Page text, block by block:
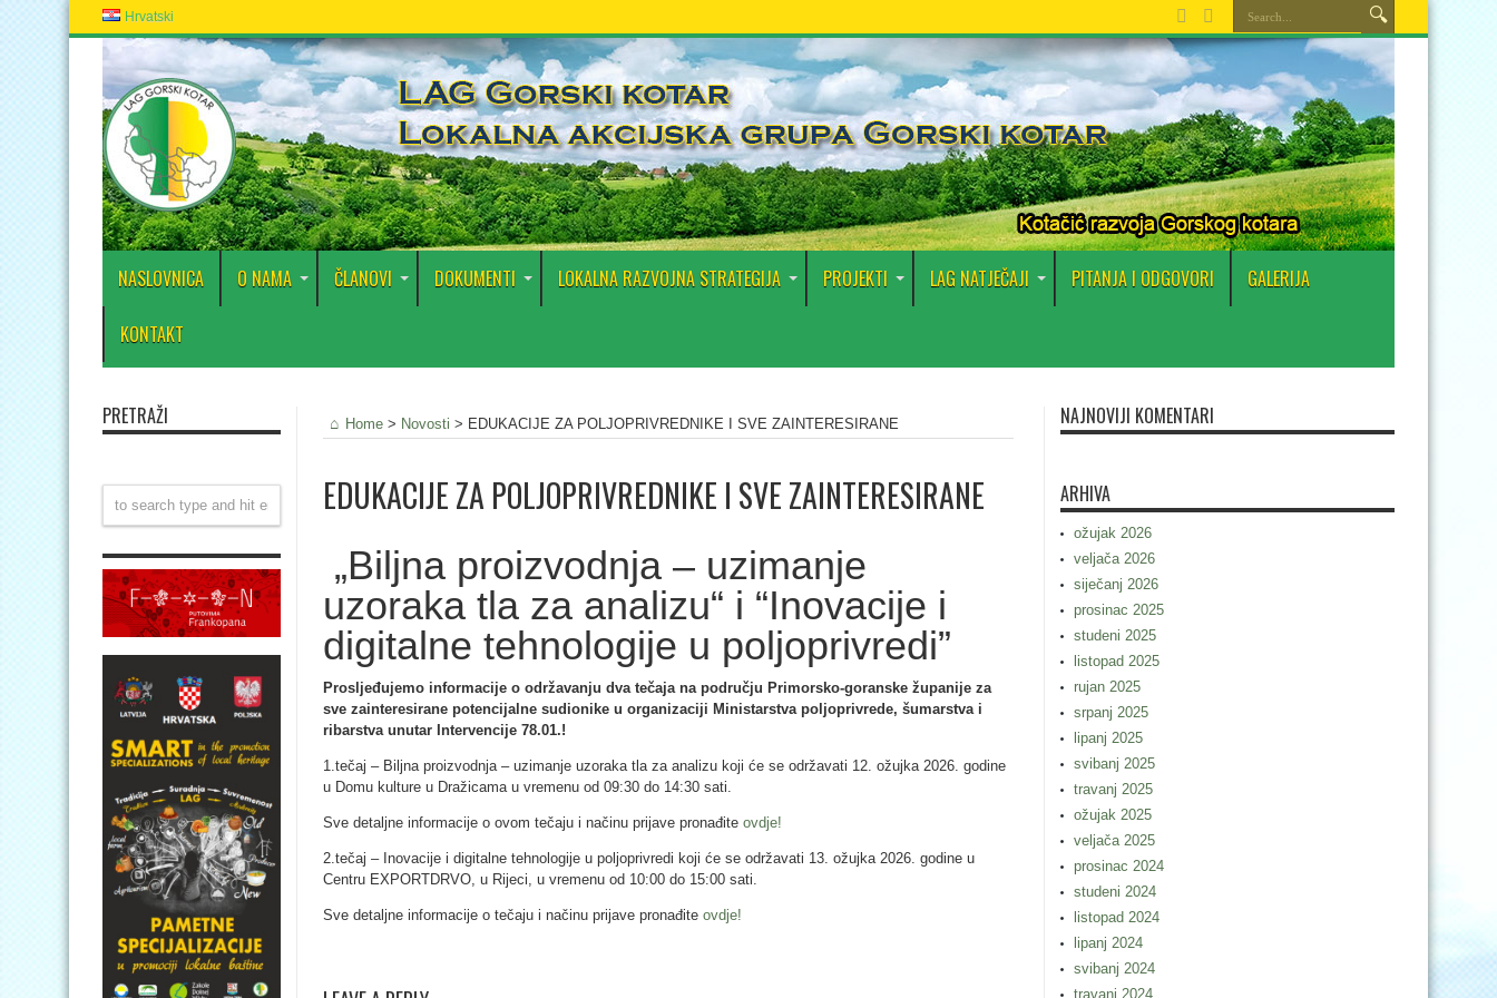
Hrvatski
NASLOVNICA O NAMA ČLANOVI DOKUMENTI LOKALNA RAZVOJNA STRATEGIJA PROJEKTI LAG NATJEČAJI PITANJA I ODGOVORI GALERIJA
KONTAKT
Home > Novosti > EDUKACIJE ZA POLJOPRIVREDNIKE I SVE ZAINTERESIRANE
EDUKACIJE ZA POLJOPRIVREDNIKE I SVE ZAINTERESIRANE
„Biljna proizvodnja – uzimanje
uzoraka tla za analizu“ i “Inovacije i
digitalne tehnologije u poljoprivredi”
Prosljeđujemo informacije o održavanju dva tečaja na području Primorsko-goranske županije za
sve zainteresirane potencijalne sudionike u organizaciji Ministarstva poljoprivrede, šumarstva i
ribarstva unutar Intervencije 78.01.!
1.tečaj – Biljna proizvodnja – uzimanje uzoraka tla za analizu koji će se održavati 12. ožujka 2026. godine
u Domu kulture u Dražicama u vremenu od 09:30 do 14:30 sati.
Sve detaljne informacije o ovom tečaju i načinu prijave pronađite ovdje!
2.tečaj – Inovacije i digitalne tehnologije u poljoprivredi koji će se održavati 13. ožujka 2026. godine u
Centru EXPORTDRVO, u Rijeci, u vremenu od 10:00 do 15:00 sati.
Sve detaljne informacije o tečaju i načinu prijave pronađite ovdje!
PRETRAŽI NAJNOVIJI KOMENTARI
ARHIVA
ožujak 2026
veljača 2026
siječanj 2026
prosinac 2025
studeni 2025
listopad 2025
rujan 2025
srpanj 2025
lipanj 2025
svibanj 2025
travanj 2025
ožujak 2025
veljača 2025
prosinac 2024
studeni 2024
listopad 2024
lipanj 2024
svibanj 2024
travanj 2024